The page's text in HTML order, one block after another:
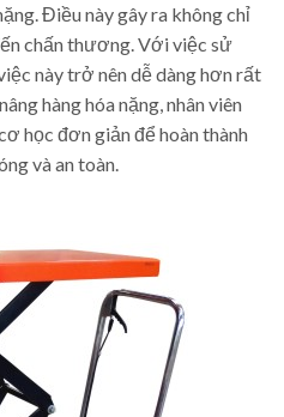
Điều này gây ra không chỉ
chấn thương. Với việc sử
này trở nên dễ dàng hơn rất
hàng hóa nặng, nhân viên
học đơn giản để hoàn thành
và an toàn.